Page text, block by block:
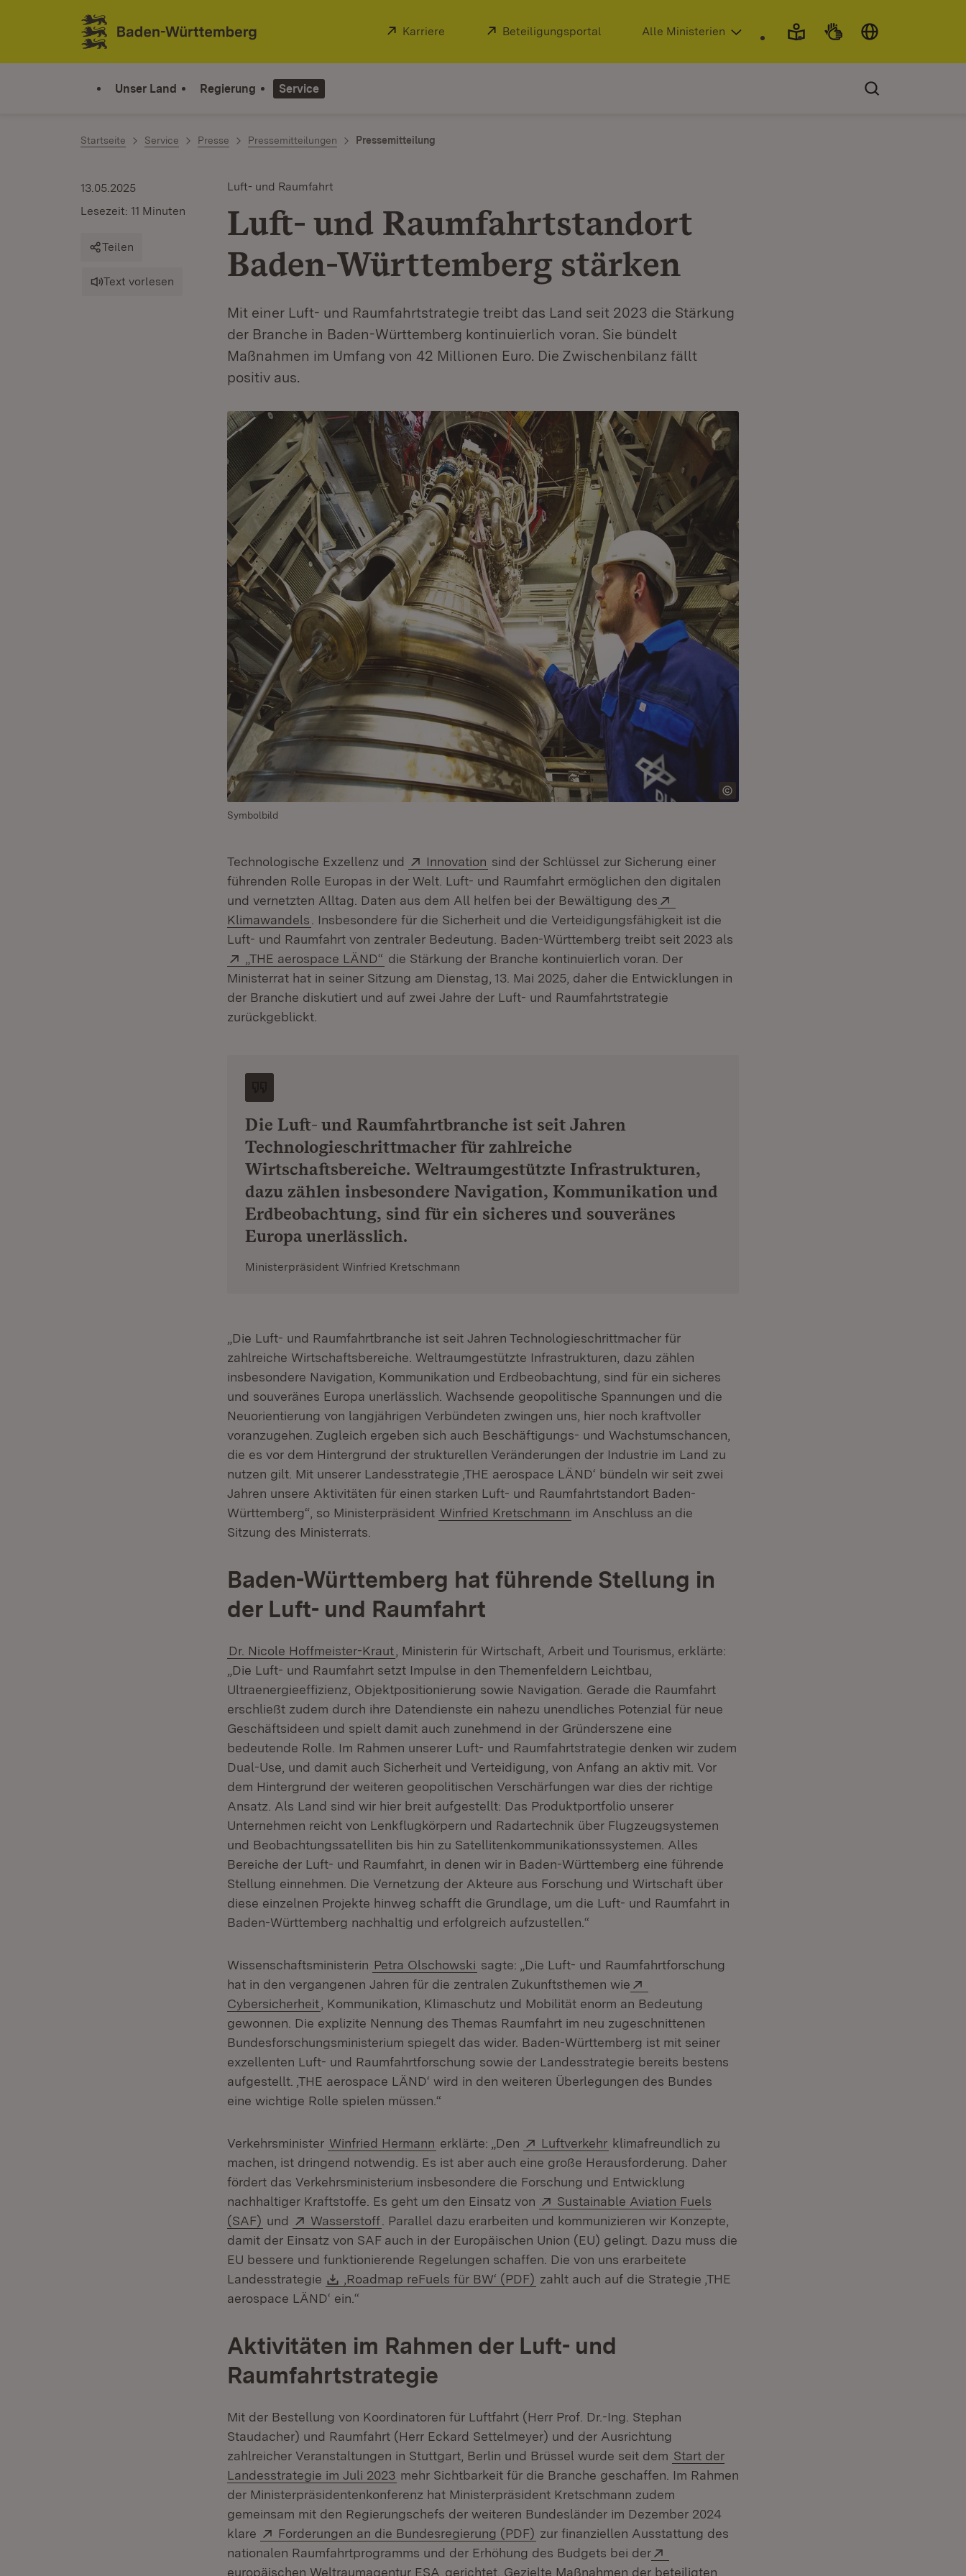
Zum Inhalt springen
Link zur Startseite
Extern:
Karriere (Öffnet in neuem Fenster)
Extern:
Beteiligungsportal (Öffnet in neuem Fenster)
Alle Ministerien
Unser Land Regierung Service
Startseite Service Presse Pressemitteilungen Pressemitteilung
Luft- und Raumfahrt
Luft- und Raumfahrtstandort
Baden-Württemberg stärken
Mit einer Luft- und Raumfahrtstrategie treibt das Land seit 2023 die Stärkung
der Branche in Baden-Württemberg kontinuierlich voran. Sie bündelt
Maßnahmen im Umfang von 42 Millionen Euro. Die Zwischenbilanz fällt
positiv aus.
13.05.2025
Lesezeit: 11 Minuten
Teilen
Text vorlesen
Symbolbild
Technologische Exzellenz und Extern:
Innovation (Öffnet in neuem Fenster)
sind der Schlüssel zur Sicherung einer
führenden Rolle Europas in der Welt. Luft- und Raumfahrt ermöglichen den digitalen
und vernetzten Alltag. Daten aus dem All helfen bei der Bewältigung des
Klimawandels (Öffnet in neuem Fenster)
. Insbesondere für die Sicherheit und die Verteidigungsfähigkeit ist die
Luft- und Raumfahrt von zentraler Bedeutung. Baden-Württemberg treibt seit 2023 als
Extern:
„THE aerospace LÄND“ (Öffnet in neuem Fenster)
die Stärkung der Branche kontinuierlich voran. Der
Ministerrat hat in seiner Sitzung am Dienstag, 13. Mai 2025, daher die Entwicklungen in
der Branche diskutiert und auf zwei Jahre der Luft- und Raumfahrtstrategie
zurückgeblickt.
Die Luft- und Raumfahrtbranche ist seit Jahren
Technologieschrittmacher für zahlreiche
Wirtschaftsbereiche. Weltraumgestützte Infrastrukturen,
dazu zählen insbesondere Navigation, Kommunikation und
Erdbeobachtung, sind für ein sicheres und souveränes
Europa unerlässlich.
Ministerpräsident Winfried Kretschmann
„Die Luft- und Raumfahrtbranche ist seit Jahren Technologieschrittmacher für
zahlreiche Wirtschaftsbereiche. Weltraumgestützte Infrastrukturen, dazu zählen
insbesondere Navigation, Kommunikation und Erdbeobachtung, sind für ein sicheres
und souveränes Europa unerlässlich. Wachsende geopolitische Spannungen und die
Neuorientierung von langjährigen Verbündeten zwingen uns, hier noch kraftvoller
voranzugehen. Zugleich ergeben sich auch Beschäftigungs- und Wachstumschancen,
die es vor dem Hintergrund der strukturellen Veränderungen der Industrie im Land zu
nutzen gilt. Mit unserer Landesstrategie ‚THE aerospace LÄND‘ bündeln wir seit zwei
Jahren unsere Aktivitäten für einen starken Luft- und Raumfahrtstandort Baden-
Württemberg“, so Ministerpräsident Winfried Kretschmann im Anschluss an die
Sitzung des Ministerrats.
Baden-Württemberg hat führende Stellung in
der Luft- und Raumfahrt
Dr. Nicole Hoffmeister-Kraut , Ministerin für Wirtschaft, Arbeit und Tourismus, erklärte:
„Die Luft- und Raumfahrt setzt Impulse in den Themenfeldern Leichtbau,
Ultraenergieeffizienz, Objektpositionierung sowie Navigation. Gerade die Raumfahrt
erschließt zudem durch ihre Datendienste ein nahezu unendliches Potenzial für neue
Geschäftsideen und spielt damit auch zunehmend in der Gründerszene eine
bedeutende Rolle. Im Rahmen unserer Luft- und Raumfahrtstrategie denken wir zudem
Dual-Use, und damit auch Sicherheit und Verteidigung, von Anfang an aktiv mit. Vor
dem Hintergrund der weiteren geopolitischen Verschärfungen war dies der richtige
Ansatz. Als Land sind wir hier breit aufgestellt: Das Produktportfolio unserer
Unternehmen reicht von Lenkflugkörpern und Radartechnik über Flugzeugsystemen
und Beobachtungssatelliten bis hin zu Satellitenkommunikationssystemen. Alles
Bereiche der Luft- und Raumfahrt, in denen wir in Baden-Württemberg eine führende
Stellung einnehmen. Die Vernetzung der Akteure aus Forschung und Wirtschaft über
diese einzelnen Projekte hinweg schafft die Grundlage, um die Luft- und Raumfahrt in
Baden-Württemberg nachhaltig und erfolgreich aufzustellen.“
Wissenschaftsministerin Petra Olschowski sagte: „Die Luft- und Raumfahrtforschung
hat in den vergangenen Jahren für die zentralen Zukunftsthemen wie
Cybersicherheit (Öffnet in neuem Fenster)
, Kommunikation, Klimaschutz und Mobilität enorm an Bedeutung
gewonnen. Die explizite Nennung des Themas Raumfahrt im neu zugeschnittenen
Bundesforschungsministerium spiegelt das wider. Baden-Württemberg ist mit seiner
exzellenten Luft- und Raumfahrtforschung sowie der Landesstrategie bereits bestens
aufgestellt. ‚THE aerospace LÄND‘ wird in den weiteren Überlegungen des Bundes
eine wichtige Rolle spielen müssen.“
Verkehrsminister Winfried Hermann erklärte: „Den Extern:
Luftverkehr (Öffnet in neuem Fenster)
klimafreundlich zu
machen, ist dringend notwendig. Es ist aber auch eine große Herausforderung. Daher
fördert das Verkehrsministerium insbesondere die Forschung und Entwicklung
nachhaltiger Kraftstoffe. Es geht um den Einsatz von
Extern:
Sustainable Aviation Fuels
(SAF) (Öffnet in neuem Fenster)
und Extern:
Wasserstoff (Öffnet in neuem Fenster)
. Parallel dazu erarbeiten und kommunizieren wir Konzepte,
damit der Einsatz von SAF auch in der Europäischen Union (EU) gelingt. Dazu muss die
EU bessere und funktionierende Regelungen schaffen. Die von uns erarbeitete
Landesstrategie
Download:
‚Roadmap reFuels für BW‘ (PDF) (Öffnet in neuem Fenster)
zahlt auch auf die Strategie ‚THE
aerospace LÄND‘ ein.“
Aktivitäten im Rahmen der Luft- und
Raumfahrtstrategie
Mit der Bestellung von Koordinatoren für Luftfahrt (Herr Prof. Dr.-Ing. Stephan
Staudacher) und Raumfahrt (Herr Eckard Settelmeyer) und der Ausrichtung
zahlreicher Veranstaltungen in Stuttgart, Berlin und Brüssel wurde seit dem Start der
Landesstrategie im Juli 2023 mehr Sichtbarkeit für die Branche geschaffen. Im Rahmen
der Ministerpräsidentenkonferenz hat Ministerpräsident Kretschmann zudem
gemeinsam mit den Regierungschefs der weiteren Bundesländer im Dezember 2024
klare
Extern:
Forderungen an die Bundesregierung (PDF) (Öffnet in neuem Fenster)
zur finanziellen Ausstattung des
nationalen Raumfahrtprogramms und der Erhöhung des Budgets bei der
europäischen Weltraumagentur ESA (Öffnet in neuem Fenster)
gerichtet. Gezielte Maßnahmen der beteiligten